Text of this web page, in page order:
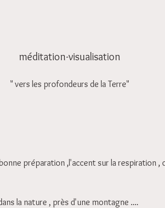
méditation-visualisation
" vers les profondeurs de la Terre"
préparation ,l'accent sur la respiration ,
la nature , près d'une montagne ....